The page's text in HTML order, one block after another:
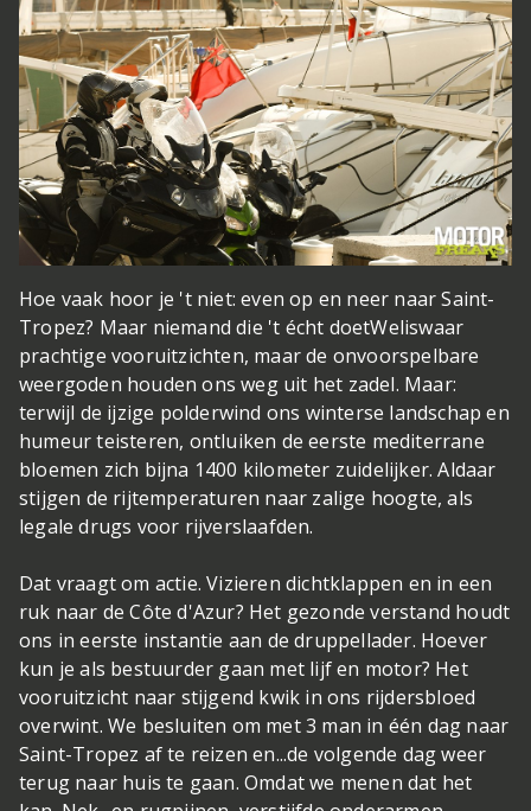
Hoe vaak hoor je 't niet: even op en neer naar Saint-
Tropez? Maar niemand die 't écht doetWeliswaar
prachtige vooruitzichten, maar de onvoorspelbare
weergoden houden ons weg uit het zadel. Maar:
terwijl de ijzige polderwind ons winterse landschap en
humeur teisteren, ontluiken de eerste mediterrane
bloemen zich bijna 1400 kilometer zuidelijker. Aldaar
stijgen de rijtemperaturen naar zalige hoogte, als
legale drugs voor rijverslaafden.
Dat vraagt om actie. Vizieren dichtklappen en in een
ruk naar de Côte d'Azur? Het gezonde verstand houdt
ons in eerste instantie aan de druppellader. Hoever
kun je als bestuurder gaan met lijf en motor? Het
vooruitzicht naar stijgend kwik in ons rijdersbloed
overwint. We besluiten om met 3 man in één dag naar
Saint-Tropez af te reizen en...de volgende dag weer
terug naar huis te gaan. Omdat we menen dat het